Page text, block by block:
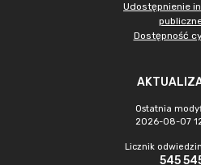
Udostępnienie
Dostępność
Ostatnia
2026-08-07
Licznik
545